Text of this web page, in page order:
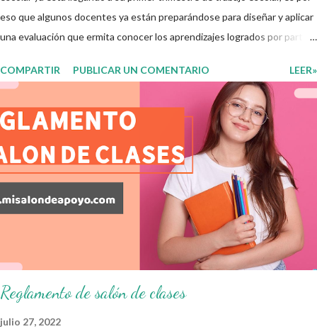
eso que algunos docentes ya están preparándose para diseñar y aplicar
una evaluación que ermita conocer los aprendizajes logrados por parte
para evaluar las diferentes asignaturas que sus alumnos cursaron
durante este ciclo escolar, permitiendo obtener un mayor panorama de
los aprendizajes claves que sus nuevos aprendientes ya lograron
alcanzar y de aquellos que aun necesitan consolidar. Esto con la
finalidad de que elaboramos un plan de intervención adecuado para
atender las necesidades que nuestro grupo requiera de acuerdo a los
resultados del examen trimestral que apliquemos. Sin mas que decir les
damos las gracias para seguir apoyándonos en este nuevo blog
educativo y gracias por su preferencia. Recuerden que todo material
COMPARTIR PUBLICAR UN COMENTARIO LEER»
Reglamento de salón de clases
julio 27, 2022